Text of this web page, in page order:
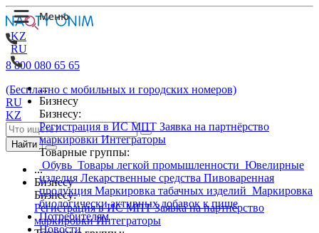
KZ
RU
...
Бизнесу
Бизнесу:
Регистрация в ИС МПТ Заявка на партнёрство
маркировкиИнтеграторы
Товарные группы:
Обувь Товары легкой промышленности Ювелирные
изделия Лекарственные средства Пивоваренная
продукция Маркировка табачных изделий Маркировка
биологически активных добавок к пище
Потребителям
Новости
8 800 080 65 65
(Бесплатно с мобильных и городских номеров)
RU
KZ
Найти
...
Бизнесу
Бизнесу:
Регистрация в ИС МПТЗаявка на партнёрство
маркировкиИнтеграторы